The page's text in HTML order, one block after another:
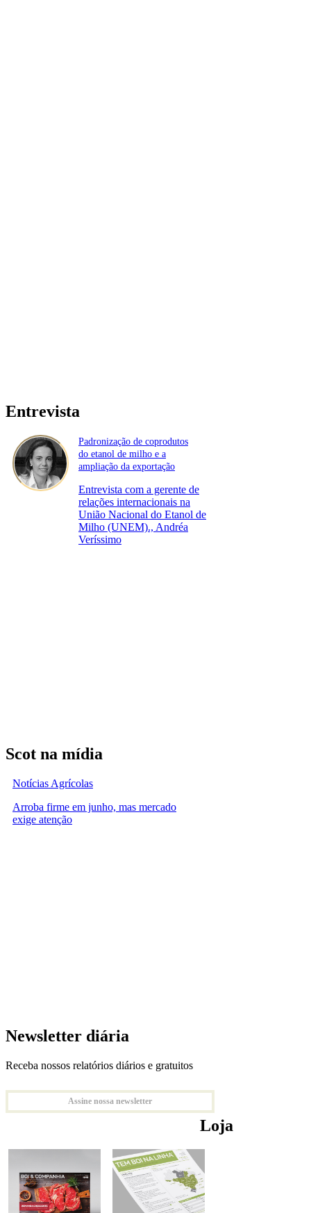
Entrevista
Padronização de coprodutos
do etanol de milho e a
ampliação da exportação
Entrevista com a gerente de
relações internacionais na
União Nacional do Etanol de
Milho (UNEM)., Andréa
Veríssimo
Scot na mídia
Notícias Agrícolas
Arroba firme em junho, mas mercado
exige atenção
Newsletter diária
Receba nossos relatórios diários e gratuitos
Assine nossa newsletter
Loja